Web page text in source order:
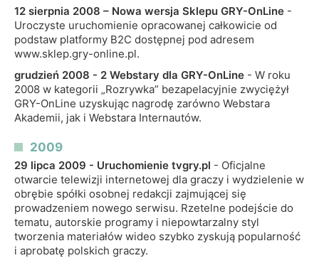
12 sierpnia 2008 – Nowa wersja Sklepu GRY-OnLine -
Uroczyste uruchomienie opracowanej całkowicie od
podstaw platformy B2C dostępnej pod adresem
www.sklep.gry-online.pl.
grudzień 2008 - 2 Webstary dla GRY-OnLine - W roku
2008 w kategorii „Rozrywka” bezapelacyjnie zwyciężył
GRY-OnLine uzyskując nagrodę zarówno Webstara
Akademii, jak i Webstara Internautów.
2009
29 lipca 2009 - Uruchomienie tvgry.pl - Oficjalne
otwarcie telewizji internetowej dla graczy i wydzielenie w
obrębie spółki osobnej redakcji zajmującej się
prowadzeniem nowego serwisu. Rzetelne podejście do
tematu, autorskie programy i niepowtarzalny styl
tworzenia materiałów wideo szybko zyskują popularność
i aprobatę polskich graczy.